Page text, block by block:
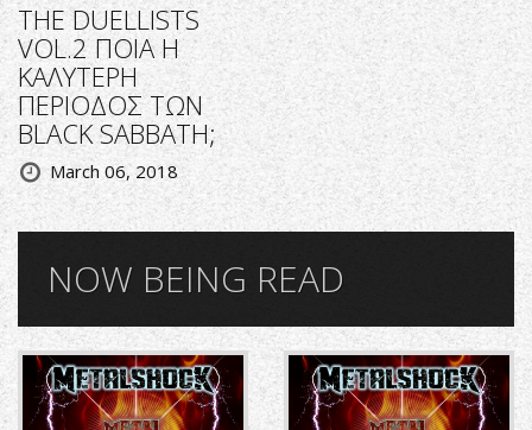
THE DUELLISTS
VOL.2 ΠΟΙΑ Η
ΚΑΛΥΤΕΡΗ
ΠΕΡΙΟΔΟΣ ΤΩΝ
BLACK SABBATH;
March 06, 2018
NOW BEING READ